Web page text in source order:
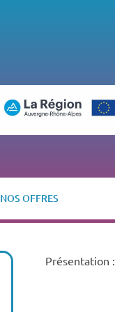
NOS OFFRES
Présentation :